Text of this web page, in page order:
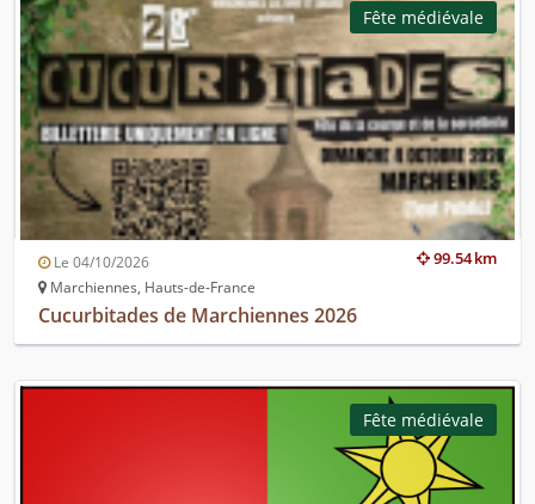
Fête médiévale
99.54 km
Le 04/10/2026
Marchiennes, Hauts-de-France
Cucurbitades de Marchiennes 2026
Fête médiévale